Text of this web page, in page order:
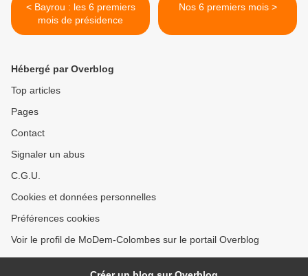
< Bayrou : les 6 premiers
mois de présidence
Nos 6 premiers mois >
Hébergé par Overblog
Top articles
Pages
Contact
Signaler un abus
C.G.U.
Cookies et données personnelles
Préférences cookies
Voir le profil de MoDem-Colombes sur le portail Overblog